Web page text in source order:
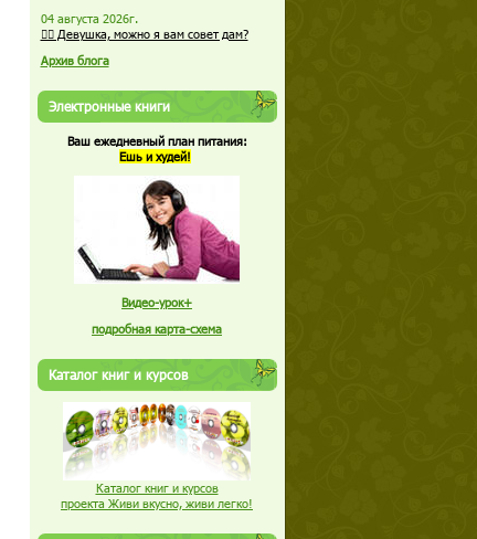
04 августа 2026г.
🏋️‍♀️ Девушка, можно я вам совет дам?
Архив блога
Электронные книги
Ваш ежедневный план питания:
Ешь и худей!
Видео-урок+
подробная карта-схема
Каталог книг и курсов
Каталог книг и курсов
проекта Живи вкусно, живи легко!